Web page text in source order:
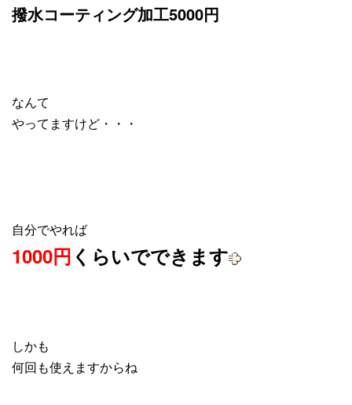
撥水コーティング加工5000円
なんて
やってますけど・・・
自分でやれば
1000円 くらいでできます
しかも
何回も使えますからね